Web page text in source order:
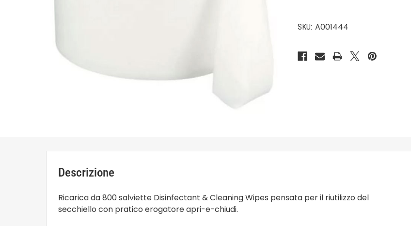
SKU: A001444
Descrizione
Ricarica da 800 salviette Disinfectant & Cleaning Wipes pensata per il riutilizzo del
secchiello con pratico erogatore apri-e-chiudi.